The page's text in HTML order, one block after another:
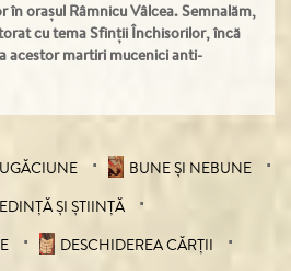
în orașul Râmnicu Vâlcea. Semnalăm,
cu tema Sfinții Închisorilor, încă
acestor martiri mucenici anti-
BUNE ȘI NEBUNE
ȘI ȘTIINȚĂ
DESCHIDEREA CĂRȚII